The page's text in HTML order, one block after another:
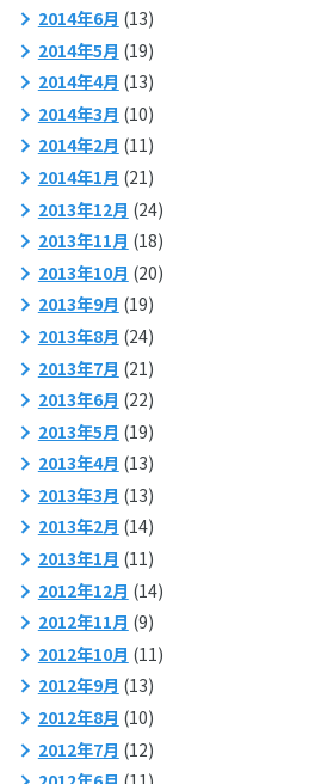
2014年6月 (13)
2014年5月 (19)
2014年4月 (13)
2014年3月 (10)
2014年2月 (11)
2014年1月 (21)
2013年12月 (24)
2013年11月 (18)
2013年10月 (20)
2013年9月 (19)
2013年8月 (24)
2013年7月 (21)
2013年6月 (22)
2013年5月 (19)
2013年4月 (13)
2013年3月 (13)
2013年2月 (14)
2013年1月 (11)
2012年12月 (14)
2012年11月 (9)
2012年10月 (11)
2012年9月 (13)
2012年8月 (10)
2012年7月 (12)